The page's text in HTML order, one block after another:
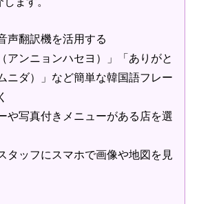
声翻訳機を活用する
アンニョンハセヨ）」「ありがと
ニダ）」など簡単な韓国語フレー
や写真付きメニューがある店を選
タッフにスマホで画像や地図を見